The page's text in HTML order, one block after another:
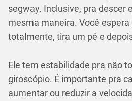
segway. Inclusive, pra descer
mesma maneira. Você
totalmente, tira um pé e
Ele tem estabilidade pra não
giroscópio. É importante pra
aumentar ou reduzir a